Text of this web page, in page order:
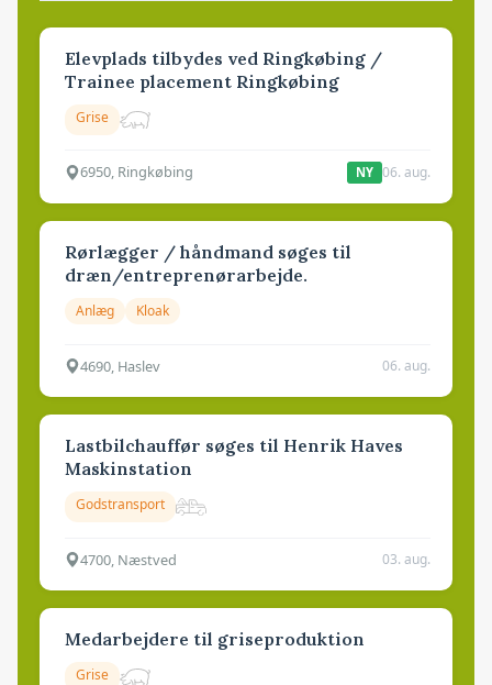
Elevplads tilbydes ved Ringkøbing /
Trainee placement Ringkøbing
Grise
6950, Ringkøbing NY 06. aug.
Rørlægger / håndmand søges til
dræn/entreprenørarbejde.
Anlæg Kloak
4690, Haslev 06. aug.
Lastbilchauffør søges til Henrik Haves
Maskinstation
Godstransport
4700, Næstved 03. aug.
Medarbejdere til griseproduktion
Grise